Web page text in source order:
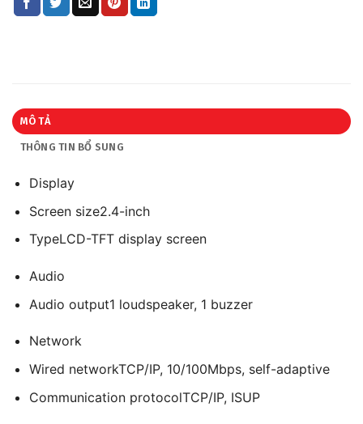
MÔ TẢ
THÔNG TIN BỔ SUNG
Display
Screen size2.4-inch
TypeLCD-TFT display screen
Audio
Audio output1 loudspeaker, 1 buzzer
Network
Wired networkTCP/IP, 10/100Mbps, self-adaptive
Communication protocolTCP/IP, ISUP